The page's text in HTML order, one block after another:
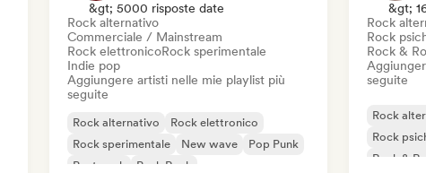
&gt; 5000 risposte date
Rock alternativo
Commerciale / Mainstream
Rock elettronicoRock sperimentale
Indie pop
Aggiungere artisti nelle mie playlist più
seguite
Rock alternativo
Rock elettronico
Rock sperimentale
New wave
Pop Punk
Post punk
Punk Rock
&gt;
Rock
Rock
Rock &
seguite
Rock
Rock
Rock &